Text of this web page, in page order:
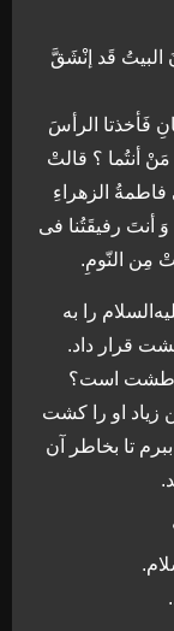
البیتُ قَد إنْشَقَّ
فَأخذتا الرأسَ
أنتُما ؟ قالتْ
فاطمةُ الزهراءِ
أنتَ رفیقَتُنا فی
مِن النّومِ.
را به
قرار داد.
طشت است؟
زیاد او را کشت
تا بخاطر آن